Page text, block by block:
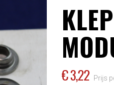
€ 3,22 Prijs